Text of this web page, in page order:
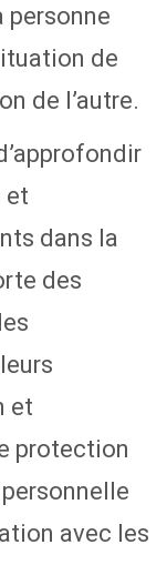
personne
de
de l’autre.
et
dans la
des
et
protection
avec les